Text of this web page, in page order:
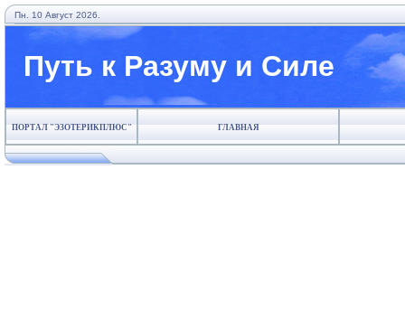
Пн. 10 Август 2026.
Путь к Разуму и Силе
ПОРТАЛ "ЭЗОТЕРИКПЛЮС" ГЛАВНАЯ